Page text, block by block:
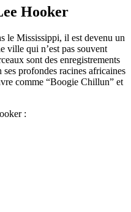
Hooker
le Mississippi, il est devenu un
ville qui n’est pas souvent
sont des enregistrements
profondes racines africaines
comme “Boogie Chillun” et
: